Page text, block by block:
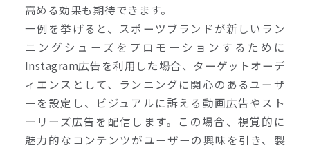
高める効果も期待できます。
一例を挙げると、スポーツブランドが新しいラン
ニングシューズをプロモーションするために
Instagram広告を利用した場合、ターゲットオーデ
ィエンスとして、ランニングに関心のあるユーザ
ーを設定し、ビジュアルに訴える動画広告やスト
ーリーズ広告を配信します。この場合、視覚的に
魅力的なコンテンツがユーザーの興味を引き、製